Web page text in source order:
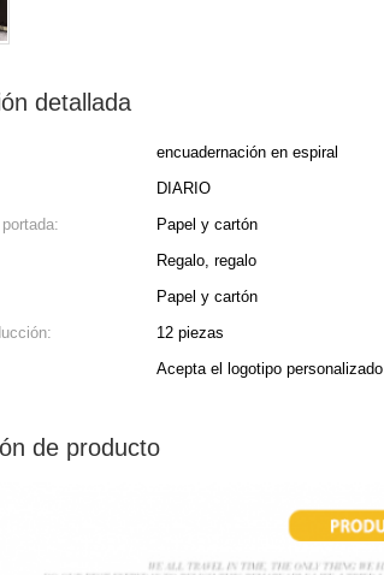
detallada
encuadernación en espiral
DIARIO
Papel y cartón
Regalo, regalo
Papel y cartón
12 piezas
Acepta el logotipo personalizado
de producto